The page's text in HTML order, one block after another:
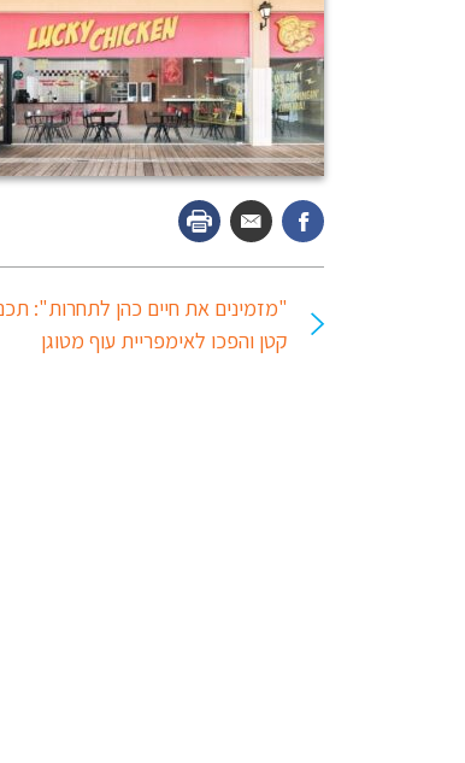
"מזמינים את חיים כהן לתחרות":
קטן והפכו לאימפריית עוף מטוגן